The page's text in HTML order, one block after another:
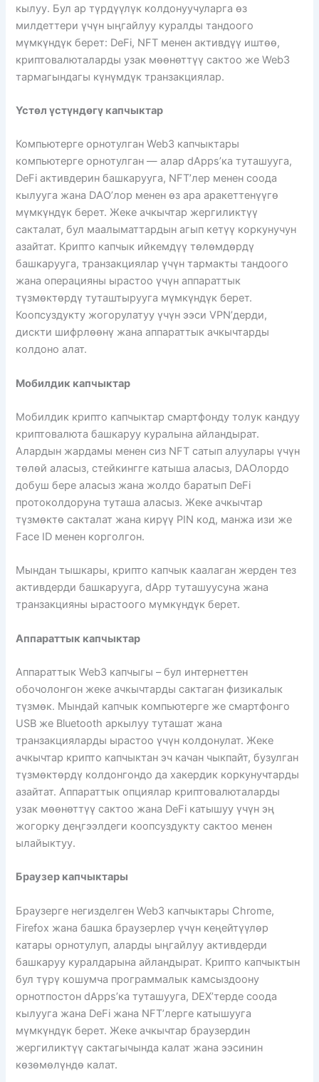
кылуу. Бул ар түрдүүлүк колдонуучуларга өз
милдеттери үчүн ыңгайлуу куралды тандоого
мүмкүндүк берет: DeFi, NFT менен активдүү иштөө,
криптовалюталарды узак мөөнөттүү сактоо же Web3
тармагындагы күнүмдүк транзакциялар.
Үстөл үстүндөгү капчыктар
Компьютерге орнотулган Web3 капчыктары
компьютерге орнотулган — алар dApps’ка туташууга,
DeFi активдерин башкарууга, NFT’лер менен соода
кылууга жана DAO’лор менен өз ара аракеттенүүгө
мүмкүндүк берет. Жеке ачкычтар жергиликтүү
сакталат, бул маалыматтардын агып кетүү коркунучун
азайтат. Крипто капчык ийкемдүү төлөмдөрдү
башкарууга, транзакциялар үчүн тармакты тандоого
жана операцияны ырастоо үчүн аппараттык
түзмөктөрдү туташтырууга мүмкүндүк берет.
Коопсуздукту жогорулатуу үчүн ээси VPN’дерди,
дискти шифрлөөнү жана аппараттык ачкычтарды
колдоно алат.
Мобилдик капчыктар
Мобилдик крипто капчыктар смартфонду толук кандуу
криптовалюта башкаруу куралына айландырат.
Алардын жардамы менен сиз NFT сатып алуулары үчүн
төлөй аласыз, стейкингге катыша аласыз, DAOлордо
добуш бере аласыз жана жолдо баратып DeFi
протоколдоруна туташа аласыз. Жеке ачкычтар
түзмөктө сакталат жана кирүү PIN код, манжа изи же
Face ID менен корголгон.
Мындан тышкары, крипто капчык каалаган жерден тез
активдерди башкарууга, dApp туташуусуна жана
транзакцияны ырастоого мүмкүндүк берет.
Аппараттык капчыктар
Аппараттык Web3 капчыгы – бул интернеттен
обочолонгон жеке ачкычтарды сактаган физикалык
түзмөк. Мындай капчык компьютерге же смартфонго
USB же Bluetooth аркылуу туташат жана
транзакцияларды ырастоо үчүн колдонулат. Жеке
ачкычтар крипто капчыктан эч качан чыкпайт, бузулган
түзмөктөрдү колдонгондо да хакердик коркунучтарды
азайтат. Аппараттык опциялар криптовалюталарды
узак мөөнөттүү сактоо жана DeFi катышуу үчүн эң
жогорку деңгээлдеги коопсуздукту сактоо менен
ылайыктуу.
Браузер капчыктары
Браузерге негизделген Web3 капчыктары Chrome,
Firefox жана башка браузерлер үчүн кеңейтүүлөр
катары орнотулуп, аларды ыңгайлуу активдерди
башкаруу куралдарына айландырат. Крипто капчыктын
бул түрү кошумча программалык камсыздоону
орнотпостон dApps’ка туташууга, DEX’терде соода
кылууга жана DeFi жана NFT’лерге катышууга
мүмкүндүк берет. Жеке ачкычтар браузердин
жергиликтүү сактагычында калат жана ээсинин
көзөмөлүндө калат.